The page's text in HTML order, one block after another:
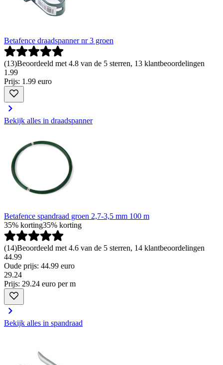
Betafence draadspanner nr 3 groen
(13)Beoordeeld met 4.8 van de 5 sterren, 13 klantbeoordelingen
1.99
Prijs: 1.99 euro
Bekijk alles in draadspanner
Betafence spandraad groen 2,7-3,5 mm 100 m
35% korting35% korting
(14)Beoordeeld met 4.6 van de 5 sterren, 14 klantbeoordelingen
44.99
Oude prijs: 44.99 euro
29.24
Prijs: 29.24 euro per m
Bekijk alles in spandraad